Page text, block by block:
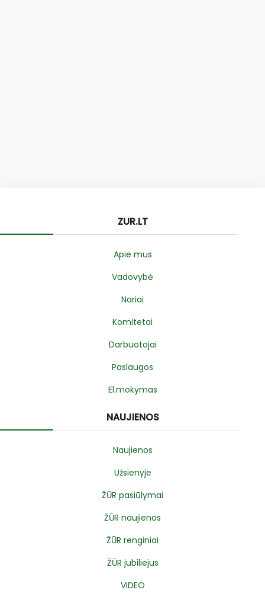
ZUR.LT
Apie mus
Vadovybė
Nariai
Komitetai
Darbuotojai
Paslaugos
El.mokymas
NAUJIENOS
Naujienos
Užsienyje
ŽŪR pasiūlymai
ŽŪR naujienos
ŽŪR renginiai
ŽŪR jubiliejus
VIDEO